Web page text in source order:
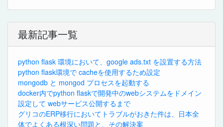
最新記事一覧
python flask 環境において、google ads.txt を設置する方法
python flask環境で cacheを使用するため設定
mongodb と mongod プロセスを起動する
docker内でpython flaskで開発中のwebシステムをドメイン
設定して webサービス公開するまで
グリコのERP移行においてトラブルがおきた件は、日本全
体でよくある根深い問題と、その解決案